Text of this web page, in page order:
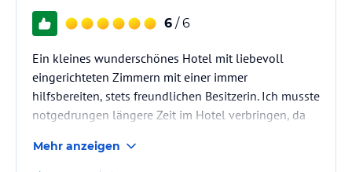
6 / 6
Ein kleines wunderschönes Hotel mit liebevoll
eingerichteten Zimmern mit einer immer
hilfsbereiten, stets freundlichen Besitzerin. Ich musste
notgedrungen längere Zeit im Hotel verbringen, da
Krankenhaus lag. Ein besseres Hotel hätte ich nicht
Mehr anzeigen